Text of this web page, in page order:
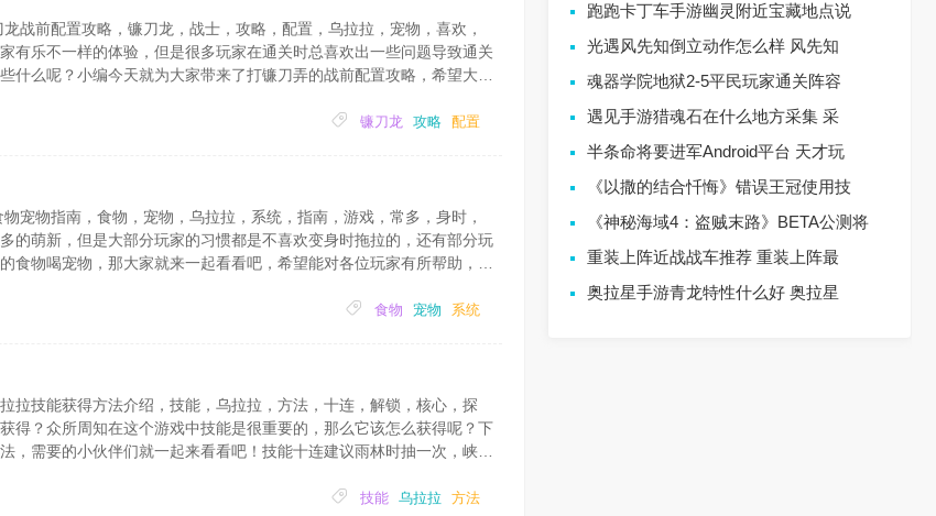
战前配置攻略，镰刀龙，战士，攻略，配置，乌拉拉，宠物，喜欢，
有乐不一样的体验，但是很多玩家在通关时总喜欢出一些问题导致通关
什么呢？小编今天就为大家带来了打镰刀弄的战前配置攻略，希望大家
个骨架龙苟一下馈赠:刺萨战绒毛:战萨法...
镰刀龙 攻略 配置
宠物指南，食物，宠物，乌拉拉，系统，指南，游戏，常多，身时，
的萌新，但是大部分玩家的习惯都是不喜欢变身时拖拉的，还有部分玩
食物喝宠物，那大家就来一起看看吧，希望能对各位玩家有所帮助，对
食物 宠物 系统
拉技能获得方法介绍，技能，乌拉拉，方法，十连，解锁，核心，探
得？众所周知在这个游戏中技能是很重要的，那么它该怎么获得呢？下
，需要的小伙伴们就一起来看看吧！技能十连建议雨林时抽一次，峡谷
对于微氪玩家来说主要来源是许愿币换加6...
技能 乌拉拉 方法
跑跑卡丁车手游幽灵附近宝藏地点说
光遇风先知倒立动作怎么样 风先知
魂器学院地狱2-5平民玩家通关阵容
遇见手游猎魂石在什么地方采集 采
半条命将要进军Android平台 天才玩
《以撒的结合忏悔》错误王冠使用技
《神秘海域4：盗贼末路》BETA公测将
重装上阵近战战车推荐 重装上阵最
奥拉星手游青龙特性什么好 奥拉星